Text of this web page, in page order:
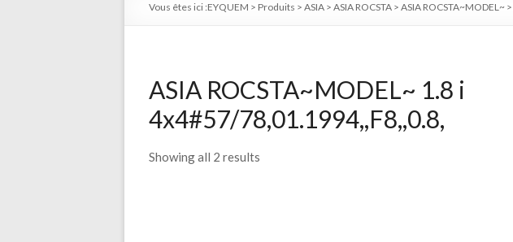
Vous êtes ici :EYQUEM > Produits > ASIA > ASIA ROCSTA > ASIA ROCSTA~MODEL~ >
ASIA ROCSTA~MODEL~ 1.8 i
4x4#57/78,01.1994,,F8,,0.8,
Showing all 2 results